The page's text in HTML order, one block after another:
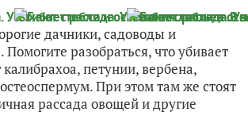
дачники, садоводы и
разобраться, что убивает
калибрахоа, петунии, вербена,
При этом там же стоят
рассада овощей и другие